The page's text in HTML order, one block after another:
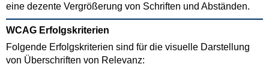
eine dezente Vergrößerung von Schriften und Abständen.
WCAG Erfolgskriterien
Folgende Erfolgskriterien sind für die visuelle Darstellung
von Überschriften von Relevanz: